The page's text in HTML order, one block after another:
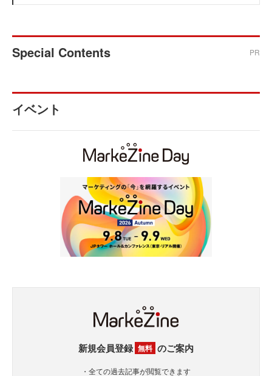
Special Contents PR
イベント
新規会員登録 無料 のご案内
・全ての過去記事が閲覧できます